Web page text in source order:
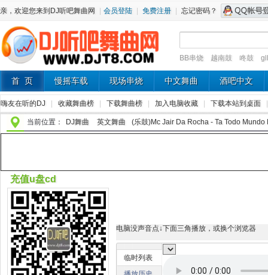
亲，欢迎您来到DJ听吧舞曲网 会员登陆 免费注册 忘记密码？
BB串烧 越南鼓 咚鼓
首 页 慢摇车载 现场串烧 中文舞曲 酒吧中文
嗨友在听的DJ 收藏舞曲榜 下载舞曲榜 加入电脑收藏 下载本站到桌面
当前位置： DJ舞曲 英文舞曲 (乐鼓)Mc Jair Da Rocha - Ta Todo
电脑没声音点↓下面三角播放，或换个浏览器
临时列表
充值u盘cd